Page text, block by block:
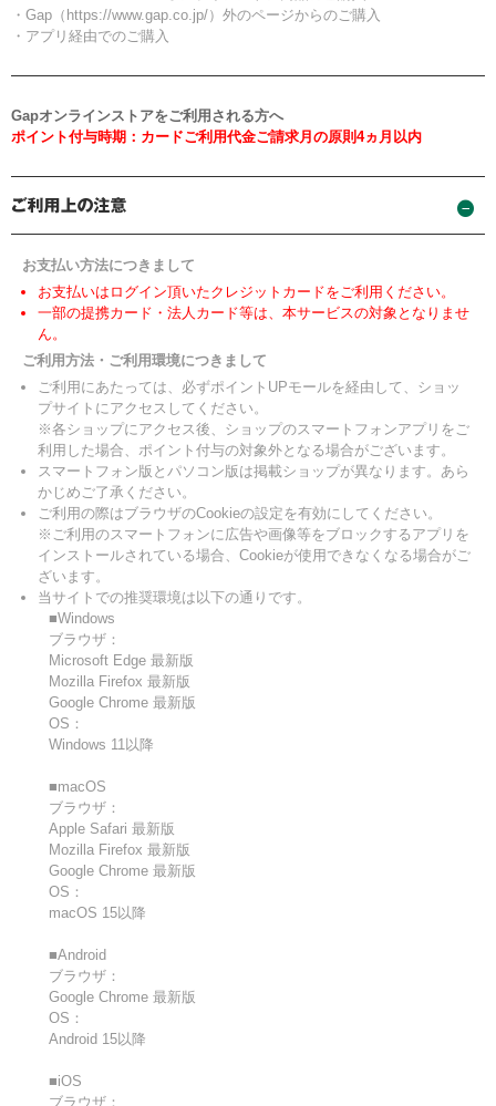
・Gap（https://www.gap.co.jp/）外のページからのご購入
・アプリ経由でのご購入
Gapオンラインストアをご利用される方へ
ポイント付与時期：カードご利用代金ご請求月の原則4ヵ月以内
お支払い方法につきまして
お支払いはログイン頂いたクレジットカードをご利用ください。
一部の提携カード・法人カード等は、本サービスの対象となりませ
ん。
ご利用方法・ご利用環境につきまして
ご利用にあたっては、必ずポイントUPモールを経由して、ショッ
プサイトにアクセスしてください。
※各ショップにアクセス後、ショップのスマートフォンアプリをご
利用した場合、ポイント付与の対象外となる場合がございます。
スマートフォン版とパソコン版は掲載ショップが異なります。あら
かじめご了承ください。
ご利用の際はブラウザのCookieの設定を有効にしてください。
※ご利用のスマートフォンに広告や画像等をブロックするアプリを
インストールされている場合、Cookieが使用できなくなる場合がご
ざいます。
当サイトでの推奨環境は以下の通りです。
■Windows
ブラウザ：
Microsoft Edge 最新版
Mozilla Firefox 最新版
Google Chrome 最新版
OS：
Windows 11以降
■macOS
ブラウザ：
Apple Safari 最新版
Mozilla Firefox 最新版
Google Chrome 最新版
OS：
macOS 15以降
■Android
ブラウザ：
Google Chrome 最新版
OS：
Android 15以降
■iOS
ブラウザ：